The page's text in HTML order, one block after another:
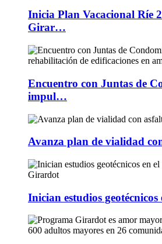
Inicia Plan Vacacional Ríe
Girar…
Encuentro con Juntas de
impul…
Avanza plan de vialidad
Inician estudios